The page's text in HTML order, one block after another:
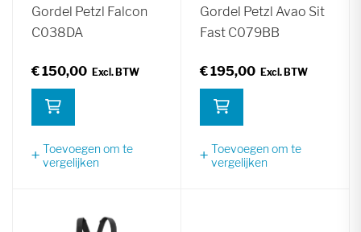
Gordel Petzl Falcon
C038DA
€ 150,00
Toevoegen om te
vergelijken
Gordel Petzl Avao Sit
Fast C079BB
€ 195,00
Toevoegen om te
vergelijken